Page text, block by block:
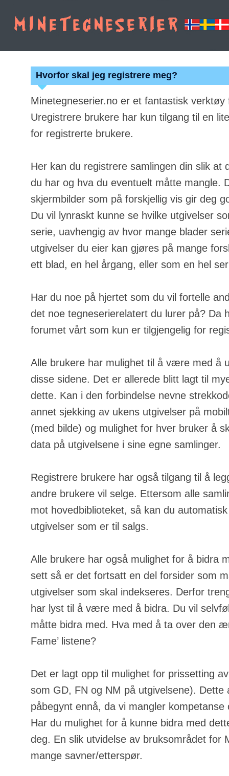
Hvorfor skal jeg registrere meg?
Minetegneserier.no er et fantastisk
Uregistrere brukere har kun tilgang til en
for registrerte brukere.
Her kan du registrere samlingen din slik at
du har og hva du eventuelt måtte mangle.
skjermbilder som på forskjellig vis gir deg
Du vil lynraskt kunne se hvilke utgivelser
serie, uavhengig av hvor mange blader
utgivelser du eier kan gjøres på mange
ett blad, en hel årgang, eller som en hel
Har du noe på hjertet som du vil fortelle
det noe tegneserierelatert du lurer på? Da
forumet vårt som kun er tilgjengelig for
Alle brukere har mulighet til å være med å
disse sidene. Det er allerede blitt lagt til
dette. Kan i den forbindelse nevne
annet sjekking av ukens utgivelser på
(med bilde) og mulighet for hver bruker å
data på utgivelsene i sine egne samlinger.
Registrere brukere har også tilgang til å
andre brukere vil selge. Ettersom alle
mot hovedbiblioteket, så kan du
utgivelser som er til salgs.
Alle brukere har også mulighet for å bidra
sett så er det fortsatt en del forsider som
utgivelser som skal indekseres. Derfor
har lyst til å være med å bidra. Du vil
måtte bidra med. Hva med å ta over den
Fame’ listene?
Det er lagt opp til mulighet for prissetting
som GD, FN og NM på utgivelsene). Dette
påbegynt ennå, da vi mangler
Har du mulighet for å kunne bidra med
deg. En slik utvidelse av bruksområdet for
mange savner/etterspør.